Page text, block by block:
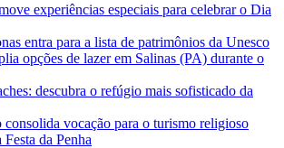
experiências especiais para celebrar o Dia
entra para a lista de patrimônios da Unesco
opções de lazer em Salinas (PA) durante o
descubra o refúgio mais sofisticado da
consolida vocação para o turismo religioso
da Penha